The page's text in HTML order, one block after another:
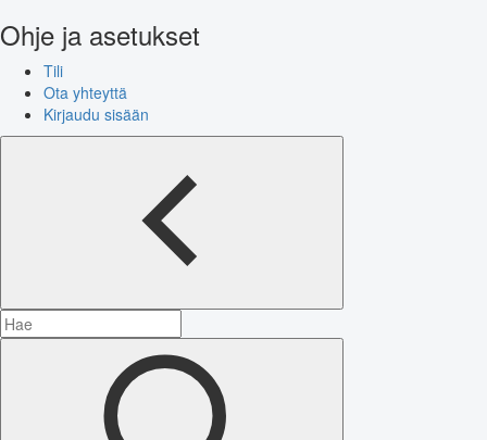
Ohje ja asetukset
Tili
Ota yhteyttä
Kirjaudu sisään